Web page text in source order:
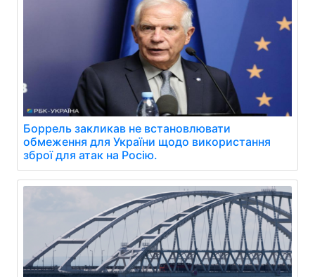
Боррель закликав не встановлювати
обмеження для України щодо використання
зброї для атак на Росію.